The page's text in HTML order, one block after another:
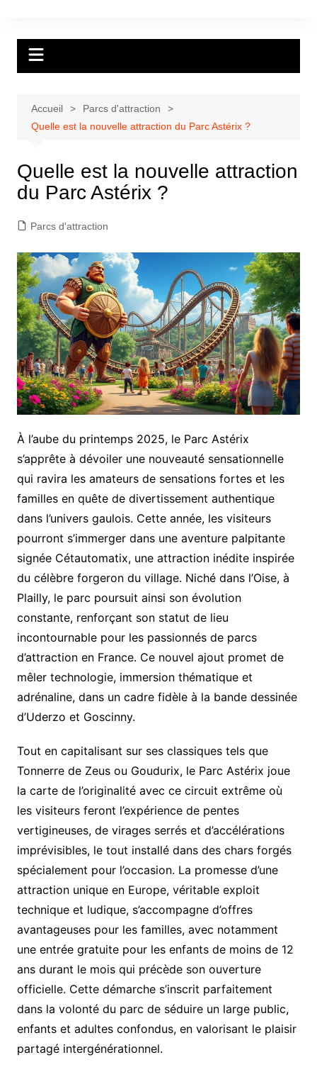
Accueil
Parcs d'attraction
Quelle est la nouvelle attraction du Parc Astérix ?
Quelle est la nouvelle attraction
du Parc Astérix ?
Parcs d'attraction
À l’aube du printemps 2025, le Parc Astérix
s’apprête à dévoiler une nouveauté sensationnelle
qui ravira les amateurs de sensations fortes et les
familles en quête de divertissement authentique
dans l’univers gaulois. Cette année, les visiteurs
pourront s’immerger dans une aventure palpitante
signée Cétautomatix, une attraction inédite inspirée
du célèbre forgeron du village. Niché dans l’Oise, à
Plailly, le parc poursuit ainsi son évolution
constante, renforçant son statut de lieu
incontournable pour les passionnés de parcs
d’attraction en France. Ce nouvel ajout promet de
mêler technologie, immersion thématique et
adrénaline, dans un cadre fidèle à la bande dessinée
d’Uderzo et Goscinny.
Tout en capitalisant sur ses classiques tels que
Tonnerre de Zeus ou Goudurix, le Parc Astérix joue
la carte de l’originalité avec ce circuit extrême où
les visiteurs feront l’expérience de pentes
vertigineuses, de virages serrés et d’accélérations
imprévisibles, le tout installé dans des chars forgés
spécialement pour l’occasion. La promesse d’une
attraction unique en Europe, véritable exploit
technique et ludique, s’accompagne d’offres
avantageuses pour les familles, avec notamment
une entrée gratuite pour les enfants de moins de 12
ans durant le mois qui précède son ouverture
officielle. Cette démarche s’inscrit parfaitement
dans la volonté du parc de séduire un large public,
enfants et adultes confondus, en valorisant le plaisir
partagé intergénérationnel.